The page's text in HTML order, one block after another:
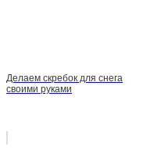
Делаем скребок для снега
своими руками